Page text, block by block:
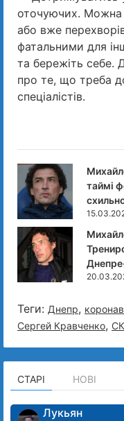
оточуючих. Можна
або вже
фатальними для
та бережіть себе.
про те, що треба
спеціалістів.
таймі
Теги: Днепр,
Сергей Кравченко,
СТАРІ НОВІ
Лукьян